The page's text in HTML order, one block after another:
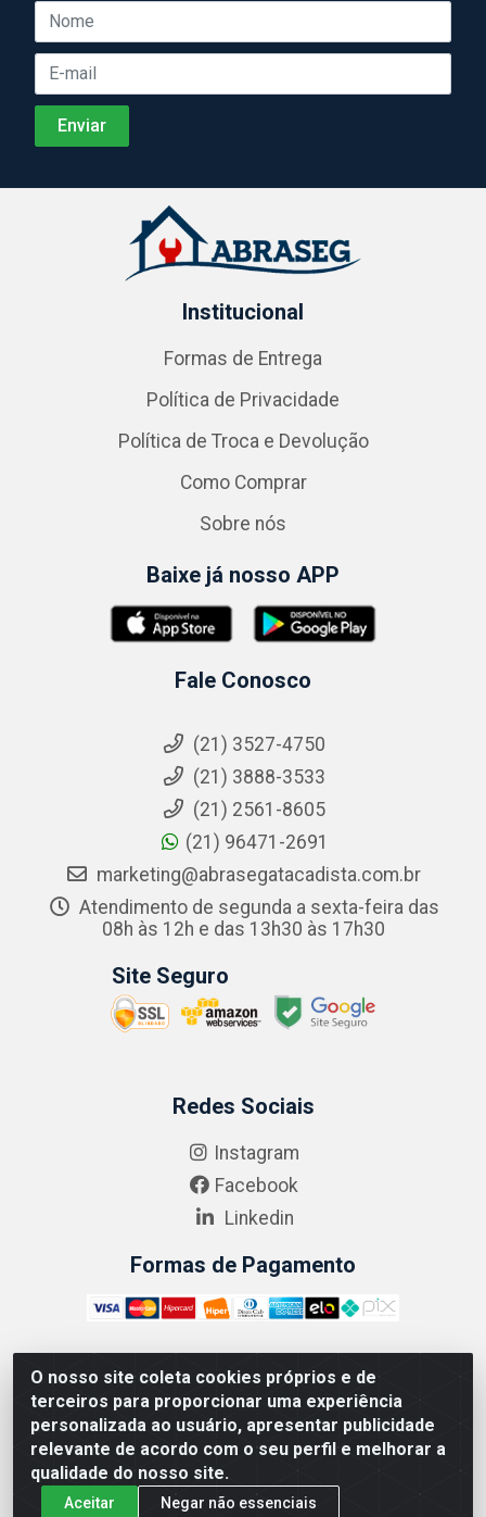
O nosso site coleta cookies próprios e de
terceiros para proporcionar uma experiência
personalizada ao usuário, apresentar publicidade
relevante de acordo com o seu perfil e melhorar a
qualidade do nosso site.
Aceitar Negar não essenciais
Institucional
Formas de Entrega
Política de Privacidade
Política de Troca e Devolução
Como Comprar
Sobre nós
Baixe já nosso APP
Fale Conosco
(21) 3527-4750
(21) 3888-3533
(21) 2561-8605
(21) 96471-2691
marketing@abrasegatacadista.com.br
Atendimento de segunda a sexta-feira das
08h às 12h e das 13h30 às 17h30
Site Seguro
Redes Sociais
Instagram
Facebook
Linkedin
Formas de Pagamento
ABRASEG COMÉRCIO ATACADISTA LTDA - CNPJ:
10.894.768/0001-00 - Avenida Lobo Júnior, 1045 -
Penha Circular - Rio de Janeiro - RJ - CEP 21020-124